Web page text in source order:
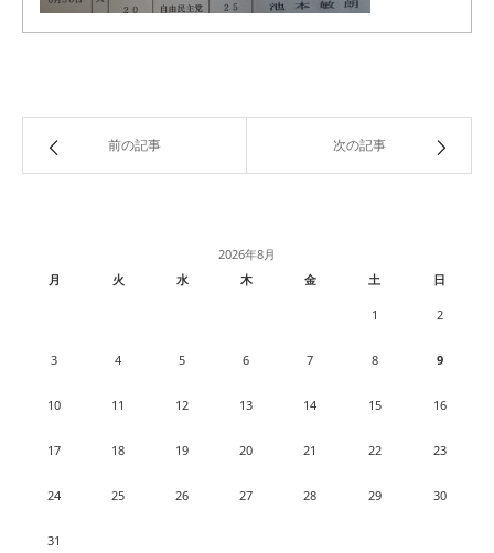
前の記事 次の記事
2026年8月
月
火 水 木 金 土 日
1 2
3 4 5 6 7 8 9
10 11 12 13 14 15 16
17 18 19 20 21 22 23
24 25 26 27 28 29 30
31